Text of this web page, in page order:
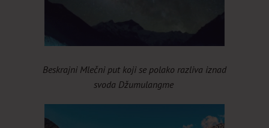
Beskrajni Mlečni put koji se polako razliva iznad
svoda Džumulangme